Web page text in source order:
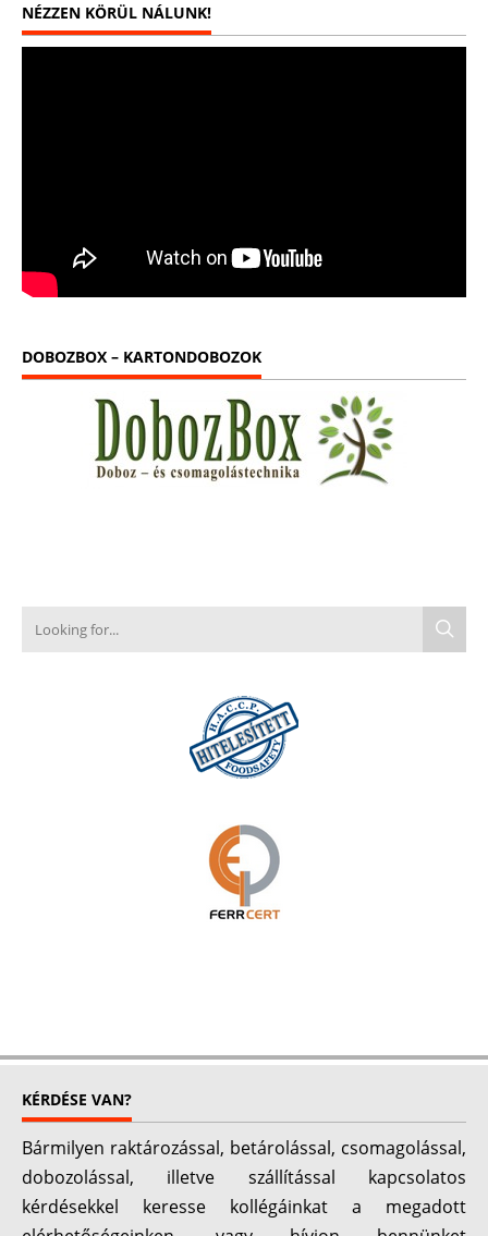
NÉZZEN KÖRÜL NÁLUNK!
DOBOZBOX – KARTONDOBOZOK
KÉRDÉSE VAN?
Bármilyen raktározással, betárolással, csomagolással,
dobozolással, illetve szállítással kapcsolatos
kérdésekkel keresse kollégáinkat a megadott